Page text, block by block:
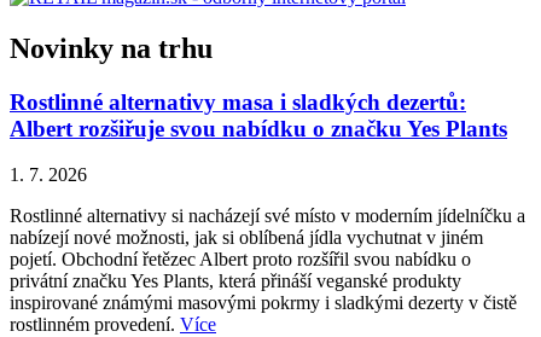
Novinky na trhu
Rostlinné alternativy masa i sladkých dezertů:
Albert rozšiřuje svou nabídku o značku Yes Plants
1. 7. 2026
Rostlinné alternativy si nacházejí své místo v moderním jídelníčku a
nabízejí nové možnosti, jak si oblíbená jídla vychutnat v jiném
pojetí. Obchodní řetězec Albert proto rozšířil svou nabídku o
privátní značku Yes Plants, která přináší veganské produkty
inspirované známými masovými pokrmy i sladkými dezerty v čistě
rostlinném provedení. Více